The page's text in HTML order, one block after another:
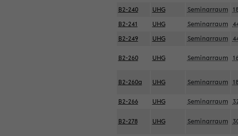
B2-240
UHG Seminarraum
B2-241
UHG Seminarraum
B2-249
UHG Seminarraum
B2-260 UHG Seminarraum
B2-260a UHG Seminarraum
B2-266 UHG Seminarraum
B2-278 UHG Seminarraum